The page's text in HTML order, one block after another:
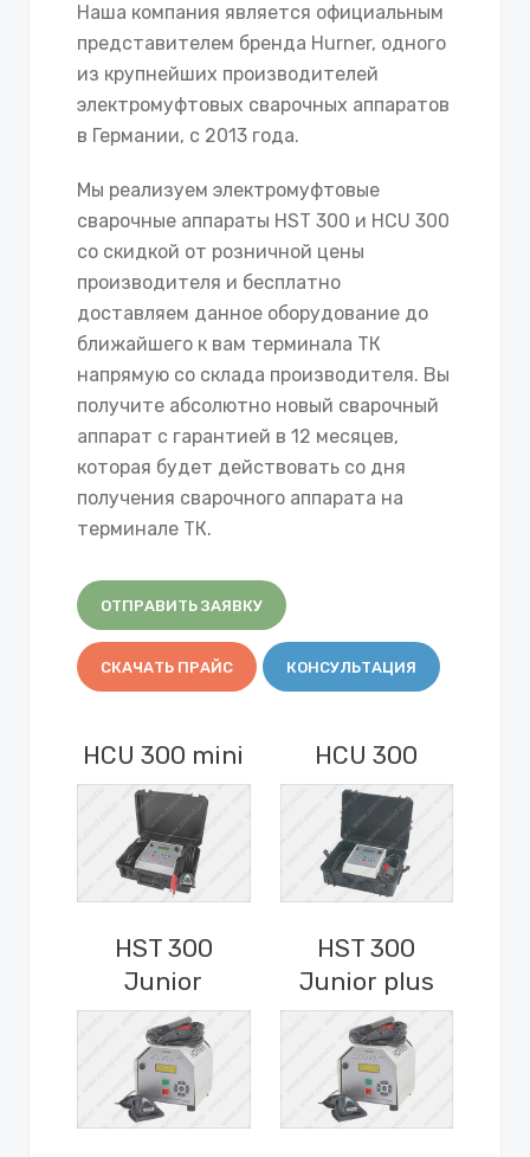
Наша компания является официальным
представителем бренда Hurner, одного
из крупнейших производителей
электромуфтовых сварочных аппаратов
в Германии, с 2013 года.
Мы реализуем электромуфтовые
сварочные аппараты HST 300 и HCU 300
со скидкой от розничной цены
производителя и бесплатно
доставляем данное оборудование до
ближайшего к вам терминала ТК
напрямую со склада производителя. Вы
получите абсолютно новый сварочный
аппарат с гарантией в 12 месяцев,
которая будет действовать со дня
получения сварочного аппарата на
терминале ТК.
ОТПРАВИТЬ ЗАЯВКУ
СКАЧАТЬ ПРАЙС КОНСУЛЬТАЦИЯ
HCU 300 mini HCU 300
HST 300
Junior
HST 300
Junior plus